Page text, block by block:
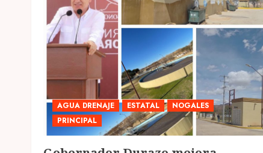
AGUA DRENAJE ESTATAL
NOGALES
PRINCIPAL